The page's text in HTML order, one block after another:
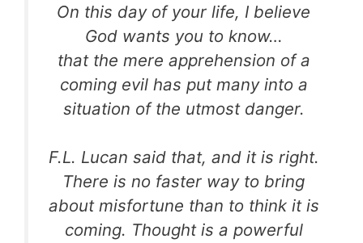
On this day of your life, I believe
God wants you to know…
that the mere apprehension of a
coming evil has put many into a
situation of the utmost danger.
F.L. Lucan said that, and it is right.
There is no faster way to bring
about misfortune than to think it is
coming. Thought is a powerful